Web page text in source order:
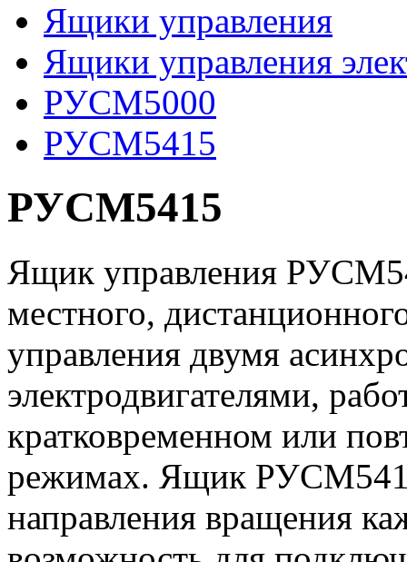
Ящики управления
Ящики управления
РУСМ5000
РУСМ5415
РУСМ5415
Ящик управления
местного,
управления двумя
электродвигателями,
кратковременном или
режимах. Ящик
направления вращения